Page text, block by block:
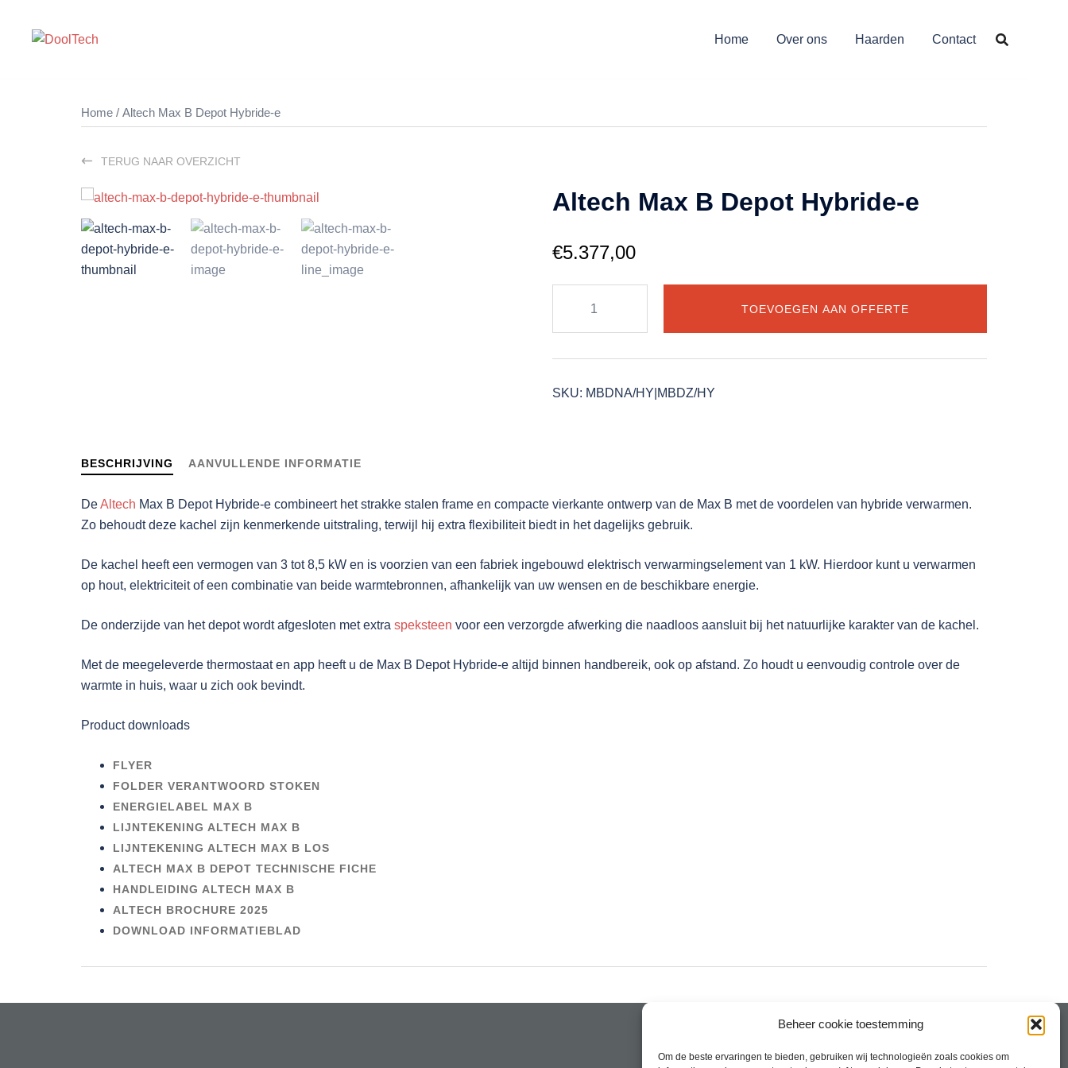
Beheer cookie toestemming
Om de beste ervaringen te bieden, gebruiken wij technologieën zoals cookies om
Home Over ons Haarden Contact
Home / Altech Max B Depot Hybride-e
TERUG NAAR OVERZICHT
Altech Max B Depot Hybride-e
€5.377,00
B
Depot
e
TOEVOEGEN AAN OFFERTE
SKU: MBDNA/HY|MBDZ/HY
BESCHRIJVING AANVULLENDE INFORMATIE
DeAltech Max B Depot Hybride-e combineert het strakke stalen frame en compacte vierkante ontwerp van de Max B met de voordelen van hybride verwarmen.
Zo behoudt deze kachel zijn kenmerkende uitstraling, terwijl hij extra flexibiliteit biedt in het dagelijks gebruik.
De kachel heeft een vermogen van 3 tot 8,5 kW en is voorzien van een fabriek ingebouwd elektrisch verwarmingselement van 1 kW. Hierdoor kunt u verwarmen
op hout, elektriciteit of een combinatie van beide warmtebronnen, afhankelijk van uw wensen en de beschikbare energie.
De onderzijde van het depot wordt afgesloten met extra speksteen voor een verzorgde afwerking die naadloos aansluit bij het natuurlijke karakter van de kachel.
Met de meegeleverde thermostaat en app heeft u de Max B Depot Hybride-e altijd binnen handbereik, ook op afstand. Zo houdt u eenvoudig controle over de
warmte in huis, waar u zich ook bevindt.
Product downloads
FLYER
FOLDER VERANTWOORD STOKEN
ENERGIELABEL MAX B
LIJNTEKENING ALTECH MAX B
LIJNTEKENING ALTECH MAX B LOS
ALTECH MAX B DEPOT TECHNISCHE FICHE
HANDLEIDING ALTECH MAX B
ALTECH BROCHURE 2025
DOWNLOAD INFORMATIEBLAD